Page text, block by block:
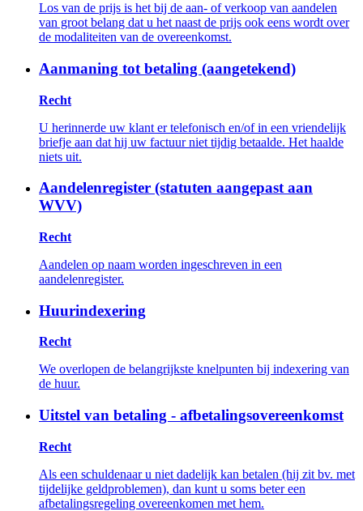
Los van de prijs is het bij de aan- of verkoop van aandelen
van groot belang dat u het naast de prijs ook eens wordt over
de modaliteiten van de overeenkomst.
Aanmaning tot betaling (aangetekend)
Recht
U herinnerde uw klant er telefonisch en/of in een vriendelijk
briefje aan dat hij uw factuur niet tijdig betaalde. Het haalde
niets uit.
Aandelenregister (statuten aangepast aan
WVV)
Recht
Aandelen op naam worden ingeschreven in een
aandelenregister.
Huurindexering
Recht
We overlopen de belangrijkste knelpunten bij indexering van
de huur.
Uitstel van betaling - afbetalingsovereenkomst
Recht
Als een schuldenaar u niet dadelijk kan betalen (hij zit bv. met
tijdelijke geld­problemen), dan kunt u soms beter een
afbetalingsregeling overeenkomen met hem.